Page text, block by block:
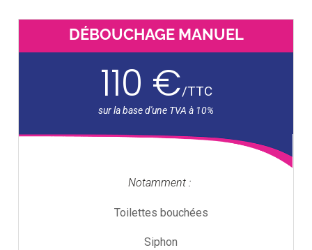
DÉBOUCHAGE MANUEL
110 €/TTC
Notamment :
Toilettes bouchées
Siphon